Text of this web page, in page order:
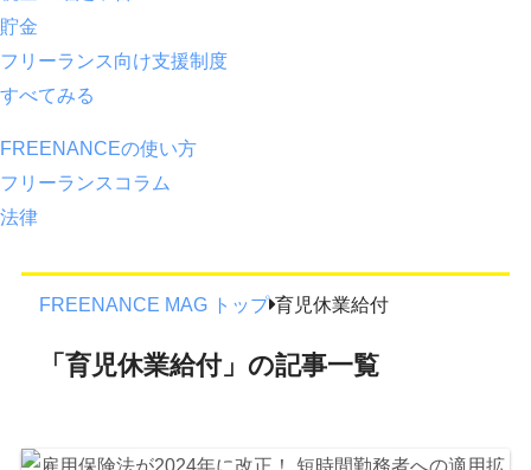
貯金
フリーランス向け支援制度
すべてみる
FREENANCEの使い方
フリーランスコラム
法律
FREENANCE MAG トップ 育児休業給付
「育児休業給付」の記事一覧